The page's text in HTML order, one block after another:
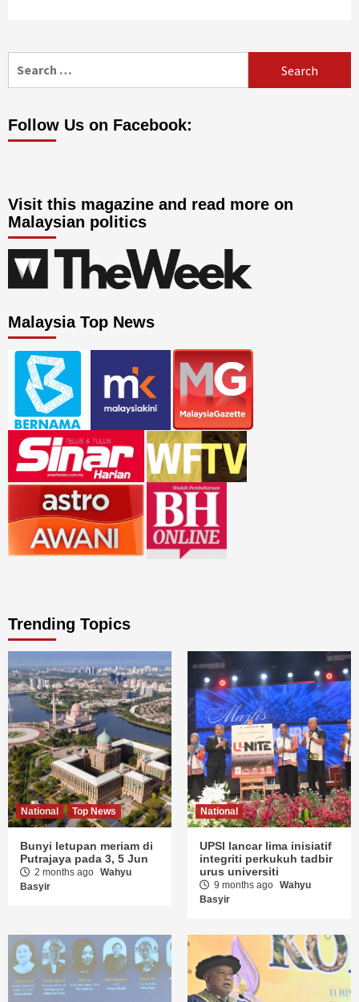
Follow Us on Facebook:
Visit this magazine and read more on
Malaysian politics
Malaysia Top News
Trending Topics
National Top News
Bunyi letupan meriam di
Putrajaya pada 3, 5 Jun
2 months ago Wahyu
Basyir
National
UPSI lancar lima inisiatif
integriti perkukuh tadbir
urus universiti
9 months ago Wahyu
Basyir